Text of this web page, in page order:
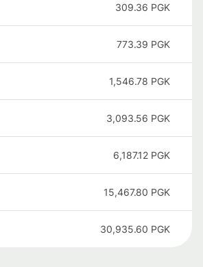
309.36 PGK
773.39 PGK
1,546.78 PGK
3,093.56 PGK
6,187.12 PGK
15,467.80 PGK
30,935.60 PGK